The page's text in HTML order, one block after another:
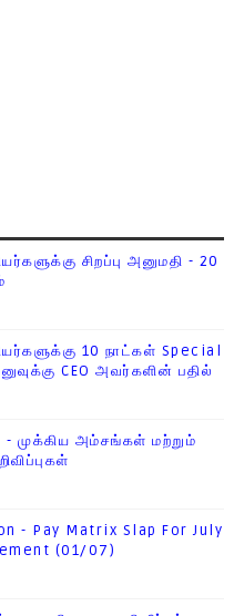
சிறப்பு அனுமதி - 20
10 நாட்கள் Special
CEO அவர்களின் பதில்
முக்கிய அம்சங்கள் மற்றும்
- Pay Matrix Slap For July
(01/07)